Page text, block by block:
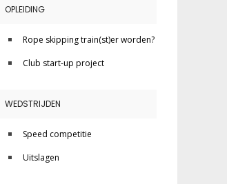
OPLEIDING
Rope skipping train(st)er worden?
Club start-up project
WEDSTRIJDEN
Speed competitie
Uitslagen